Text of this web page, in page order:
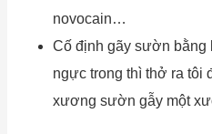
novocain…
Cố định gãy sườn bằng
ngực trong thì thở ra tôi
xương sườn gẫy một